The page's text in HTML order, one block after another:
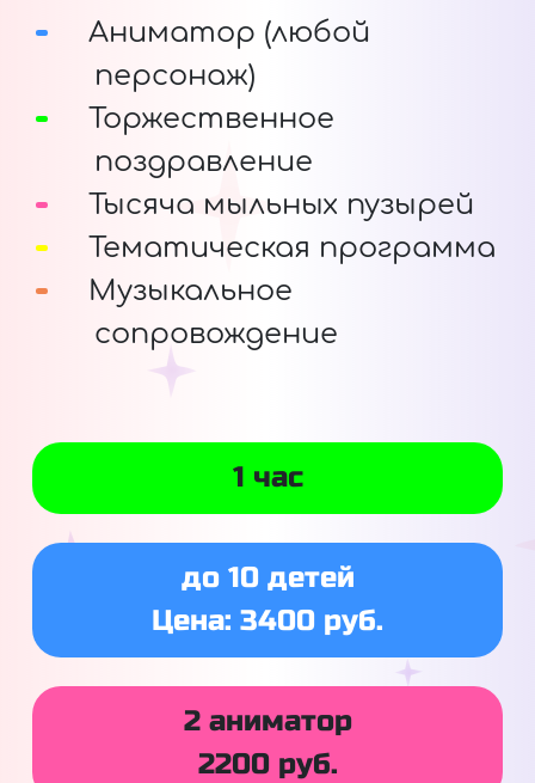
Аниматор (любой
персонаж)
Торжественное
поздравление
Тысяча мыльных пузырей
Тематическая программа
Музыкальное
сопровождение
1 час
до 10 детей
Цена: 3400 руб.
2 аниматор
2200 руб.